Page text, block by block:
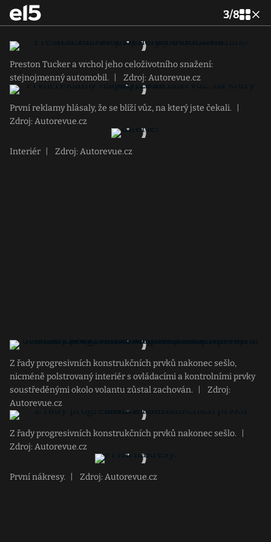
3/8
Preston Tucker a vrchol jeho celoživotního snažení:
stejnojmenný automobil.
Zdroj: Autorevue.cz
První reklamy hlásaly, že se blíží vůz, na který jste čekali.
Zdroj: Autorevue.cz
Interiér Zdroj: Autorevue.cz
Z řady progresivních konstrukčních prvků nakonec sešlo,
nicméně polstrovaný interiér s ovládacími a kontrolními prvky
soustředěnými okolo volantu zůstal zachován.
Zdroj:
Autorevue.cz
Z řady progresivních konstrukčních prvků nakonec sešlo.
Zdroj: Autorevue.cz
První nákresy. Zdroj: Autorevue.cz